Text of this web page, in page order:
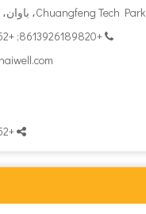
Chuangfeng Tech Park، باوان، شنتشن، الصين

+8613926189820; +8615302206052

+8615302206052